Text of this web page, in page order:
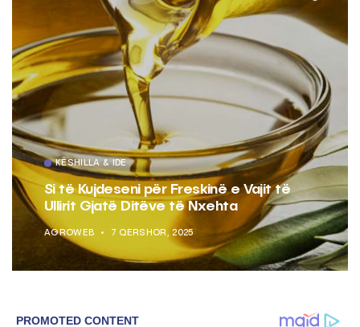
KËSHILLA & IDE
Si të Kujdeseni për Freskinë e Vajit të
Ullirit Gjatë Ditëve të Nxehta
AGROWEB 7 QERSHOR, 2025